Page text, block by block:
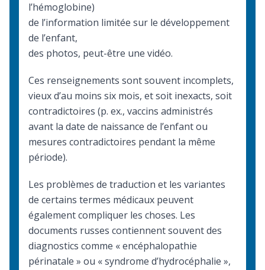
l’hémoglobine)
de l’information limitée sur le développement
de l’enfant,
des photos, peut-être une vidéo.
Ces renseignements sont souvent incomplets,
vieux d’au moins six mois, et soit inexacts, soit
contradictoires (p. ex., vaccins administrés
avant la date de naissance de l’enfant ou
mesures contradictoires pendant la même
période).
Les problèmes de traduction et les variantes
de certains termes médicaux peuvent
également compliquer les choses. Les
documents russes contiennent souvent des
diagnostics comme « encéphalopathie
périnatale » ou « syndrome d’hydrocéphalie »,